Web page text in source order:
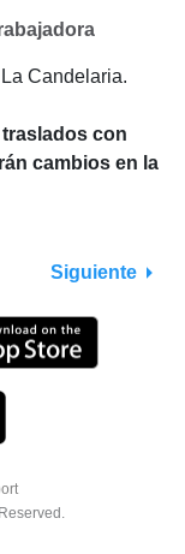
Candelaria.
con
cambios en la
Siguiente